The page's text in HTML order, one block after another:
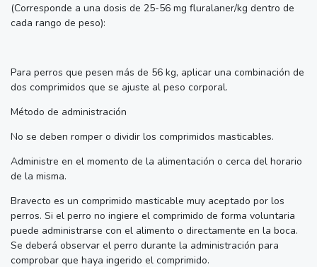
(Corresponde a una dosis de 25-56 mg fluralaner/kg dentro de
cada rango de peso):
Para perros que pesen más de 56 kg, aplicar una combinación de
dos comprimidos que se ajuste al peso corporal.
Método de administración
No se deben romper o dividir los comprimidos masticables.
Administre en el momento de la alimentación o cerca del horario
de la misma.
Bravecto es un comprimido masticable muy aceptado por los
perros. Si el perro no ingiere el comprimido de forma voluntaria
puede administrarse con el alimento o directamente en la boca.
Se deberá observar el perro durante la administración para
comprobar que haya ingerido el comprimido.